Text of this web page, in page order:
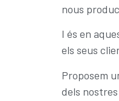
nous
I és en
els seus
Proposem
dels